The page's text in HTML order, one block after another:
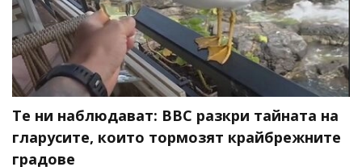
Те ни наблюдават: BBC разкри тайната на
гларусите, които тормозят крайбрежните
градове